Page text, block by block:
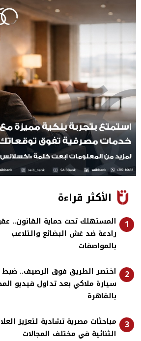
الأكثر قراءة
1
المستهلك تحت حماية القانون..
رادعة ضد غش البضائع والتلاعب
بالمواصفات
2
اختصر الطريق فوق الرصيف..
سيارة ملاكي بعد تداول فيديو
بالقاهرة
3
مباحثات مصرية تشادية لتعزيز
الثنائية في مختلف المجالات